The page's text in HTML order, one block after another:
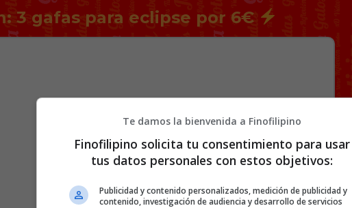
3 gafas para eclipse por 6€
etfelicitofill
Te damos la bienvenida a Finofilipino
Finofilipino solicita tu consentimiento para usar
tus datos personales con estos objetivos:
Publicidad y contenido personalizados, medición de publicidad y
contenido, investigación de audiencia y desarrollo de servicios